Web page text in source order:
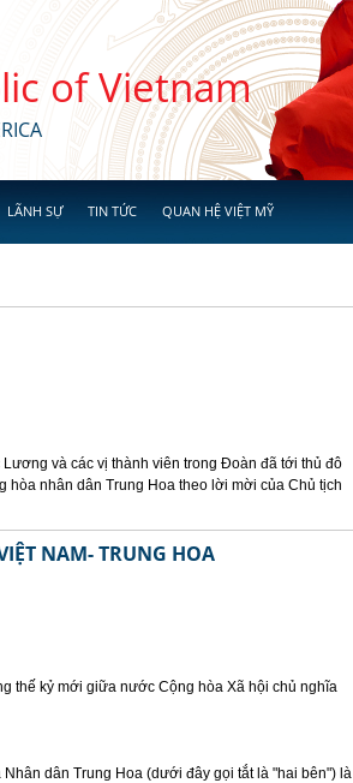
of Vietnam
LÃNH SỰ TIN TỨC QUAN HỆ VIỆT MỸ
và các vị thành viên trong Đoàn đã tới thủ đô
hòa nhân dân Trung Hoa theo lời mời của Chủ tịch
NAM- TRUNG HOA
thế kỷ mới giữa nước Cộng hòa Xã hội chủ nghĩa
dân Trung Hoa (dưới đây gọi tắt là "hai bên") là